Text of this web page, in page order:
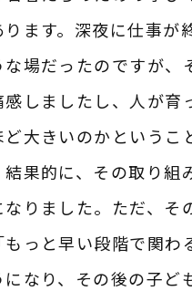
ります。深夜に仕事が
な場だったのですが、
しましたし、人が育
大きいのかというこ
結果的に、その取り組
なりました。ただ、そ
もっと早い段階で関わ
なり、その後の子ど